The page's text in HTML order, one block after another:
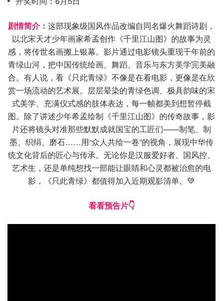
剧情简介： 这部现象级国风作品改编自同名爆火舞蹈诗剧，
以北宋天才少年画家希孟创作《千里江山图》的故事为灵
感，将传世名画搬上银幕。影片通过电影镜头重现千年前的
青绿山河，把中国传统绘画、舞蹈、音乐与东方美学完美融
合。有人说，看《只此青绿》不像是在看电影，更像是在欣
赏一场流动的艺术展。层层晕染的青绿色调、极具韵味的宋
式美学、充满仪式感的肢体表达，每一帧都美到想暂停截
图。除了讲述少年希孟绘制《千里江山图》的传奇故事，影
片还将镜头对准那些默默成就国宝的工匠们——制笔、制
墨、织绢、磨石……用“众人共绘一卷”的视角，展现中华传
统文化背后的匠心与传承。无论你是汉服爱好者、国风控、
艺术生，还是单纯想找一部能让眼睛和心灵都被治愈的电
影，《只此青绿》都值得加入近期观影清单。💚
看看预告片👇